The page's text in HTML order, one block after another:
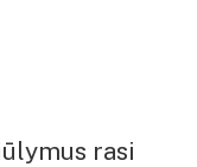
rasi